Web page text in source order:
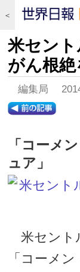
＜
米セン
がん根絶
編集局
「コーメ
ュア」
米セント
「コーメ